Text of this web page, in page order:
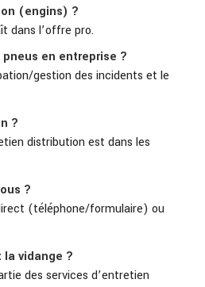
(engins) ?
dans l’offre pro.
en entreprise ?
gestion des incidents et le
?
distribution est dans les
?
(téléphone/formulaire) ou
vidange ?
des services d’entretien